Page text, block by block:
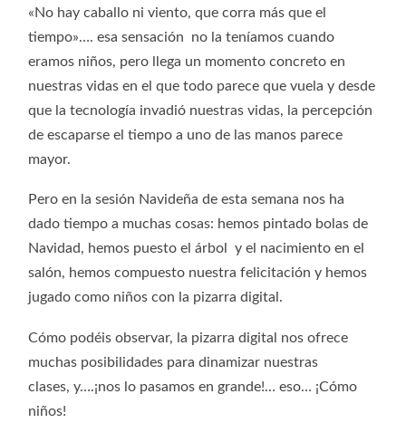
«No hay caballo ni viento, que corra más que el
tiempo»…. esa sensación no la teníamos cuando
eramos niños, pero llega un momento concreto en
nuestras vidas en el que todo parece que vuela y desde
que la tecnología invadió nuestras vidas, la percepción
de escaparse el tiempo a uno de las manos parece
mayor.
Pero en la sesión Navideña de esta semana nos ha
dado tiempo a muchas cosas: hemos pintado bolas de
Navidad, hemos puesto el árbol y el nacimiento en el
salón, hemos compuesto nuestra felicitación y hemos
jugado como niños con la pizarra digital.
Cómo podéis observar, la pizarra digital nos ofrece
muchas posibilidades para dinamizar nuestras
clases, y….¡nos lo pasamos en grande!… eso… ¡Cómo
niños!